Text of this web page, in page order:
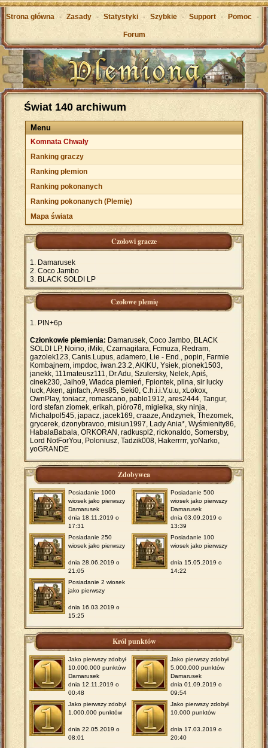
Strona główna - Zasady - Statystyki - Szybkie - Support - Pomoc -
Forum
Świat 140 archiwum
Menu
Komnata Chwały
Ranking graczy
Ranking plemion
Ranking pokonanych
Ranking pokonanych (Plemię)
Mapa świata
Czołowi gracze
Damarusek
Coco Jambo
BLACK SOLDI LP
Czołowe plemię
PIN+6p
Członkowie plemienia: Damarusek, Coco Jambo, BLACK
SOLDI LP, Noino, iMiki, Czarnagitara, Fcmuza, Redram,
gazolek123, Canis.Lupus, adamero, Lie - End., popin, Farmie
Kombajnem, impdoc, iwan.23.2, AKIKU, Ysiek, pionek1503,
janekk, 111mateusz111, Dr.Adu, Szulersky, Nelek, Apiś,
cinek230, Jaiho9, Władca plemień, Fpiontek, plina, sir lucky
luck, Aken, ajnfach, Ares85, Seki0, C.h.i.i.V.u.u, xLokox,
OwnPlay, toniacz, romascano, pablo1912, ares2444, Tangur,
lord stefan ziomek, erikah, pióro78, migielka, sky ninja,
Michalpol545, japacz, jacek169, craaze, Andzynek, Thezomek,
grycerek, dzonybravoo, misiun1997, Lady Ania*, Wyśmienity86,
HabalaBabala, ORKORAN, radkuspl2, rickonaldo, Somersby,
Lord NotForYou, Poloniusz, Tadzik008, Hakerrrrr, yoNarko,
yoGRANDE
Zdobywca
Posiadanie 1000
wiosek jako pierwszy
Damarusek
dnia 18.11.2019 o
17:31
Posiadanie 500
wiosek jako pierwszy
Damarusek
dnia 03.09.2019 o
13:39
Posiadanie 250
wiosek jako pierwszy
dnia 28.06.2019 o
21:05
Posiadanie 100
wiosek jako pierwszy
dnia 15.05.2019 o
14:22
Posiadanie 2 wiosek
jako pierwszy
dnia 16.03.2019 o
15:25
Król punktów
Jako pierwszy zdobył
10.000.000 punktów
Damarusek
dnia 12.11.2019 o
00:48
Jako pierwszy zdobył
5.000.000 punktów
Damarusek
dnia 01.09.2019 o
09:54
Jako pierwszy zdobył
1.000.000 punktów
dnia 22.05.2019 o
08:01
Jako pierwszy zdobył
10.000 punktów
dnia 17.03.2019 o
20:40